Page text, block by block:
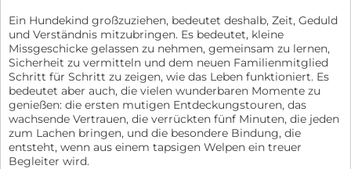
Ein Hundekind großzuziehen, bedeutet deshalb, Zeit, Geduld
und Verständnis mitzubringen. Es bedeutet, kleine
Missgeschicke gelassen zu nehmen, gemeinsam zu lernen,
Sicherheit zu vermitteln und dem neuen Familienmitglied
Schritt für Schritt zu zeigen, wie das Leben funktioniert. Es
bedeutet aber auch, die vielen wunderbaren Momente zu
genießen: die ersten mutigen Entdeckungstouren, das
wachsende Vertrauen, die verrückten fünf Minuten, die jeden
zum Lachen bringen, und die besondere Bindung, die
entsteht, wenn aus einem tapsigen Welpen ein treuer
Begleiter wird.